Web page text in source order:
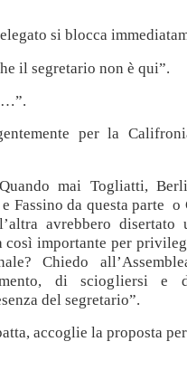
si blocca
il segretario non è qui”.
per la
mai Togliatti,
Fassino da questa parte
avrebbero disertato
importante per
Chiedo
di sciogliersi e
del segretario”.
accoglie la proposta